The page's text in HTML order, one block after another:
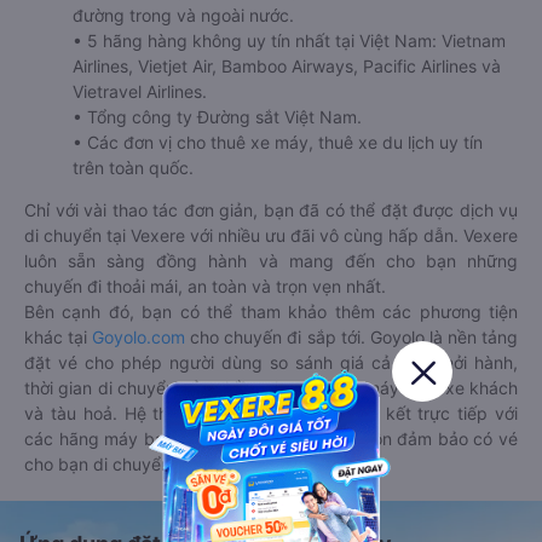
đường trong và ngoài nước.
• 5 hãng hàng không uy tín nhất tại Việt Nam: Vietnam
Airlines, Vietjet Air, Bamboo Airways, Pacific Airlines và
Vietravel Airlines.
• Tổng công ty Đường sắt Việt Nam.
• Các đơn vị cho thuê xe máy, thuê xe du lịch uy tín
trên toàn quốc.
Chỉ với vài thao tác đơn giản, bạn đã có thể đặt được dịch vụ
di chuyển tại Vexere với nhiều ưu đãi vô cùng hấp dẫn. Vexere
luôn sẵn sàng đồng hành và mang đến cho bạn những
chuyến đi thoải mái, an toàn và trọn vẹn nhất.
Bên cạnh đó, bạn có thể tham khảo thêm các phương tiện
khác tại Goyolo.com cho chuyến đi sắp tới. Goyolo là nền tảng
đặt vé cho phép người dùng so sánh giá cả, giờ khởi hành,
thời gian di chuyển của nhiều phương tiện máy bay, xe khách
và tàu hoả. Hệ thống của Goyolo được liên kết trực tiếp với
các hãng máy bay, xe khách và tàu hoả, luôn đảm bảo có vé
cho bạn di chuyển.